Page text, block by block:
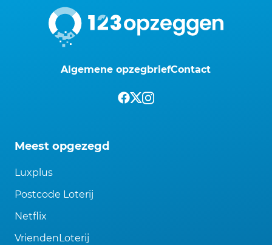
Algemene opzegbriefContact
Meest opgezegd
Luxplus
Postcode Loterij
Netflix
VriendenLoterij